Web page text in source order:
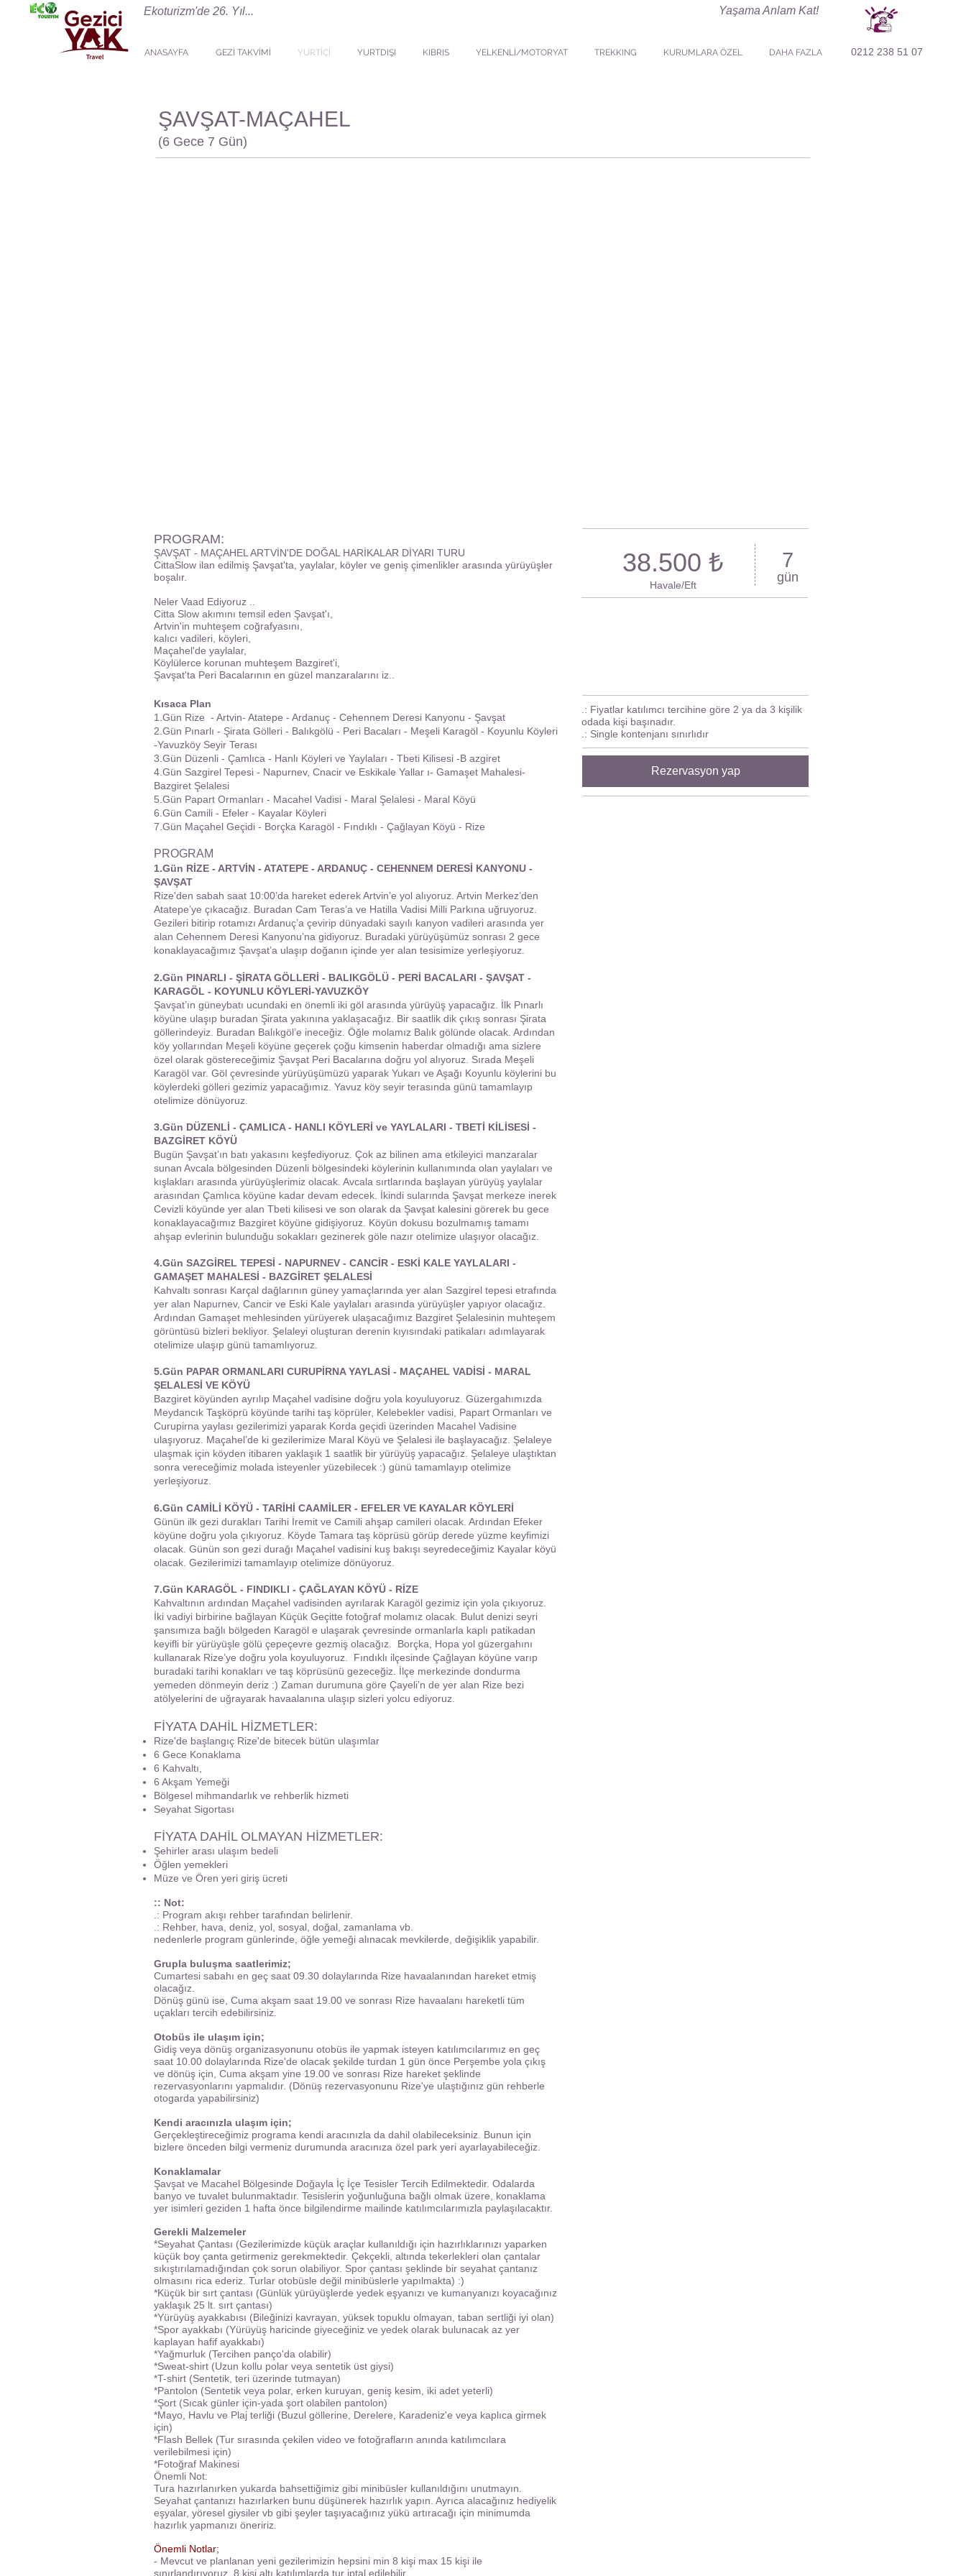
Ekoturizm'de 26. Yıl... Yaşama Anlam Kat!
ANASAYFA GEZİ TAKVİMİ YURTİÇİ YURTDIŞI KIBRIS YELKENLİ/MOTORYAT TREKKING KURUMLARA ÖZEL DAHA FAZLA 0212 238 51 07
ŞAVŞAT-MAÇAHEL
(6 Gece 7 Gün)
PROGRAM:
ŞAVŞAT - MAÇAHEL ARTVİN'DE DOĞAL HARİKALAR DİYARI TURU
CittaSlow ilan edilmiş Şavşat'ta, yaylalar, köyler ve geniş çimenlikler arasında yürüyüşler
boşalır.
Neler Vaad Ediyoruz ..
Citta Slow akımını temsil eden Şavşat'ı,
Artvin'in muhteşem coğrafyasını,
kalıcı vadileri, köyleri,
Maçahel'de yaylalar,
Köylülerce korunan muhteşem Bazgiret'i,
Şavşat'ta Peri Bacalarının en güzel manzaralarını iz..
Kısaca Plan
1.Gün Rize - Artvin- Atatepe - Ardanuç - Cehennem Deresi Kanyonu - Şavşat
2.Gün Pınarlı - Şirata Gölleri - Balıkgölü - Peri Bacaları - Meşeli Karagöl - Koyunlu Köyleri
-Yavuzköy Seyir Terası
3.Gün Düzenli - Çamlıca - Hanlı Köyleri ve Yaylaları - Tbeti Kilisesi -B azgiret
4.Gün Sazgirel Tepesi - Napurnev, Cnacir ve Eskikale Yallar ı- Gamaşet Mahalesi-
Bazgiret Şelalesi
5.Gün Papart Ormanları - Macahel Vadisi - Maral Şelalesi - Maral Köyü
6.Gün Camili - Efeler - Kayalar Köyleri
7.Gün Maçahel Geçidi - Borçka Karagöl - Fındıklı - Çağlayan Köyü - Rize
PROGRAM
1.Gün RİZE - ARTVİN - ATATEPE - ARDANUÇ - CEHENNEM DERESİ KANYONU -
ŞAVŞAT
Rize'den sabah saat 10:00’da hareket ederek Artvin’e yol alıyoruz. Artvin Merkez’den
Atatepe’ye çıkacağız. Buradan Cam Teras’a ve Hatilla Vadisi Milli Parkına uğruyoruz.
Gezileri bitirip rotamızı Ardanuç’a çevirip dünyadaki sayılı kanyon vadileri arasında yer
alan Cehennem Deresi Kanyonu’na gidiyoruz. Buradaki yürüyüşümüz sonrası 2 gece
konaklayacağımız Şavşat’a ulaşıp doğanın içinde yer alan tesisimize yerleşiyoruz.
2.Gün PINARLI - ŞİRATA GÖLLERİ - BALIKGÖLÜ - PERİ BACALARI - ŞAVŞAT -
KARAGÖL - KOYUNLU KÖYLERİ-YAVUZKÖY
Şavşat’ın güneybatı ucundaki en önemli iki göl arasında yürüyüş yapacağız. İlk Pınarlı
köyüne ulaşıp buradan Şirata yakınına yaklaşacağız. Bir saatlik dik çıkış sonrası Şirata
göllerindeyiz. Buradan Balıkgöl’e ineceğiz. Öğle molamız Balık gölünde olacak. Ardından
köy yollarından Meşeli köyüne geçerek çoğu kimsenin haberdar olmadığı ama sizlere
özel olarak göstereceğimiz Şavşat Peri Bacalarına doğru yol alıyoruz. Sırada Meşeli
Karagöl var. Göl çevresinde yürüyüşümüzü yaparak Yukarı ve Aşağı Koyunlu köylerini bu
köylerdeki gölleri gezimiz yapacağımız. Yavuz köy seyir terasında günü tamamlayıp
otelimize dönüyoruz.
3.Gün DÜZENLİ - ÇAMLICA - HANLI KÖYLERİ ve YAYLALARI - TBETİ KİLİSESİ -
BAZGİRET KÖYÜ
Bugün Şavşat’ın batı yakasını keşfediyoruz. Çok az bilinen ama etkileyici manzaralar
sunan Avcala bölgesinden Düzenli bölgesindeki köylerinin kullanımında olan yaylaları ve
kışlakları arasında yürüyüşlerimiz olacak. Avcala sırtlarında başlayan yürüyüş yaylalar
arasından Çamlıca köyüne kadar devam edecek. İkindi sularında Şavşat merkeze inerek
Cevizli köyünde yer alan Tbeti kilisesi ve son olarak da Şavşat kalesini görerek bu gece
konaklayacağımız Bazgiret köyüne gidişiyoruz. Köyün dokusu bozulmamış tamamı
ahşap evlerinin bulunduğu sokakları gezinerek göle nazır otelimize ulaşıyor olacağız.
4.Gün SAZGİREL TEPESİ - NAPURNEV - CANCİR - ESKİ KALE YAYLALARI -
GAMAŞET MAHALESİ - BAZGİRET ŞELALESİ
Kahvaltı sonrası Karçal dağlarının güney yamaçlarında yer alan Sazgirel tepesi etrafında
yer alan Napurnev, Cancir ve Eski Kale yaylaları arasında yürüyüşler yapıyor olacağız.
Ardından Gamaşet mehlesinden yürüyerek ulaşacağımız Bazgiret Şelalesinin muhteşem
görüntüsü bizleri bekliyor. Şelaleyi oluşturan derenin kıyısındaki patikaları adımlayarak
otelimize ulaşıp günü tamamlıyoruz.
5.Gün PAPAR ORMANLARI CURUPİRNA YAYLASİ - MAÇAHEL VADİSİ - MARAL
ŞELALESİ VE KÖYÜ
Bazgiret köyünden ayrılıp Maçahel vadisine doğru yola koyuluyoruz. Güzergahımızda
Meydancık Taşköprü köyünde tarihi taş köprüler, Kelebekler vadisi, Papart Ormanları ve
Curupirna yaylası gezilerimizi yaparak Korda geçidi üzerinden Macahel Vadisine
ulaşıyoruz. Maçahel’de ki gezilerimize Maral Köyü ve Şelalesi ile başlayacağız. Şelaleye
ulaşmak için köyden itibaren yaklaşık 1 saatlik bir yürüyüş yapacağız. Şelaleye ulaştıktan
sonra vereceğimiz molada isteyenler yüzebilecek :) günü tamamlayıp otelimize
yerleşiyoruz.
6.Gün CAMİLİ KÖYÜ - TARİHİ CAAMİLER - EFELER VE KAYALAR KÖYLERİ
Günün ilk gezi durakları Tarihi İremit ve Camili ahşap camileri olacak. Ardından Efeker
köyüne doğru yola çıkıyoruz. Köyde Tamara taş köprüsü görüp derede yüzme keyfimizi
olacak. Günün son gezi durağı Maçahel vadisini kuş bakışı seyredeceğimiz Kayalar köyü
olacak. Gezilerimizi tamamlayıp otelimize dönüyoruz.
7.Gün KARAGÖL - FINDIKLI - ÇAĞLAYAN KÖYÜ - RİZE
Kahvaltının ardından Maçahel vadisinden ayrılarak Karagöl gezimiz için yola çıkıyoruz.
İki vadiyi birbirine bağlayan Küçük Geçitte fotoğraf molamız olacak. Bulut denizi seyri
şansımıza bağlı bölgeden Karagöl e ulaşarak çevresinde ormanlarla kaplı patikadan
keyifli bir yürüyüşle gölü çepeçevre gezmiş olacağız. Borçka, Hopa yol güzergahını
kullanarak Rize’ye doğru yola koyuluyoruz. Fındıklı ilçesinde Çağlayan köyüne varıp
buradaki tarihi konakları ve taş köprüsünü gezeceğiz. İlçe merkezinde dondurma
yemeden dönmeyin deriz :) Zaman durumuna göre Çayeli’n de yer alan Rize bezi
atölyelerini de uğrayarak havaalanına ulaşıp sizleri yolcu ediyoruz.
FİYATA DAHİL HİZMETLER:
Rize'de başlangıç ​​Rize'de bitecek bütün ulaşımlar
6 Gece Konaklama
6 Kahvaltı,
6 Akşam Yemeği
Bölgesel mihmandarlık ve rehberlik hizmeti
Seyahat Sigortası
FİYATA DAHİL OLMAYAN HİZMETLER:
Şehirler arası ulaşım bedeli
Öğlen yemekleri
Müze ve Ören yeri giriş ücreti
:: Not:
.: Program akışı rehber tarafından belirlenir.
.: Rehber, hava, deniz, yol, sosyal, doğal, zamanlama vb.
nedenlerle program günlerinde, öğle yemeği alınacak mevkilerde, değişiklik yapabilir.
Grupla buluşma saatlerimiz;
Cumartesi sabahı en geç saat 09.30 dolaylarında Rize havaalanından hareket etmiş
olacağız.
Dönüş günü ise, Cuma akşam saat 19.00 ve sonrası Rize havaalanı hareketli tüm
uçakları tercih edebilirsiniz.
Otobüs ile ulaşım için;
Gidiş veya dönüş organizasyonunu otobüs ile yapmak isteyen katılımcılarımız en geç
saat 10.00 dolaylarında Rize'de olacak şekilde turdan 1 gün önce Perşembe yola çıkış
ve dönüş için, Cuma akşam yine 19.00 ve sonrası Rize hareket şeklinde
rezervasyonlarını yapmalıdır. (Dönüş rezervasyonunu Rize'ye ulaştığınız gün rehberle
otogarda yapabilirsiniz)
Kendi aracınızla ulaşım için;
Gerçekleştireceğimiz programa kendi aracınızla da dahil olabileceksiniz. Bunun için
bizlere önceden bilgi vermeniz durumunda aracınıza özel park yeri ayarlayabileceğiz.
Konaklamalar
Şavşat ve Macahel Bölgesinde Doğayla İç İçe Tesisler Tercih Edilmektedir. Odalarda
banyo ve tuvalet bulunmaktadır. Tesislerin yoğunluğuna bağlı olmak üzere, konaklama
yer isimleri geziden 1 hafta önce bilgilendirme mailinde katılımcılarımızla paylaşılacaktır.
Gerekli Malzemeler
*Seyahat Çantası (Gezilerimizde küçük araçlar kullanıldığı için hazırlıklarınızı yaparken
küçük boy çanta getirmeniz gerekmektedir. Çekçekli, altında tekerlekleri olan çantalar
sıkıştırılamadığından çok sorun olabiliyor. Spor çantası şeklinde bir seyahat çantanız
olmasını rica ederiz. Turlar otobüsle değil minibüslerle yapılmakta) :)
*Küçük bir sırt çantası (Günlük yürüyüşlerde yedek eşyanızı ve kumanyanızı koyacağınız
yaklaşık 25 lt. sırt çantası)
*Yürüyüş ayakkabısı (Bileğinizi kavrayan, yüksek topuklu olmayan, taban sertliği iyi olan)
*Spor ayakkabı (Yürüyüş haricinde giyeceğiniz ve yedek olarak bulunacak az yer
kaplayan hafif ayakkabı)
*Yağmurluk (Tercihen panço'da olabilir)
*Sweat-shirt (Uzun kollu polar veya sentetik üst giysi)
*T-shirt (Sentetik, teri üzerinde tutmayan)
*Pantolon (Sentetik veya polar, erken kuruyan, geniş kesim, iki adet yeterli)
*Şort (Sıcak günler için-yada şort olabilen pantolon)
*Mayo, Havlu ve Plaj terliği (Buzul göllerine, Derelere, Karadeniz'e veya kaplıca girmek
için)
*Flash Bellek (Tur sırasında çekilen video ve fotoğrafların anında katılımcılara
verilebilmesi için)
*Fotoğraf Makinesi
Önemli Not:
Tura hazırlanırken yukarda bahsettiğimiz gibi minibüsler kullanıldığını unutmayın.
Seyahat çantanızı hazırlarken bunu düşünerek hazırlık yapın. Ayrıca alacağınız hediyelik
eşyalar, yöresel giysiler vb gibi şeyler taşıyacağınız yükü artıracağı için minimumda
hazırlık yapmanızı öneririz.
Önemli Notlar;
- Mevcut ve planlanan yeni gezilerimizin hepsini min 8 kişi max 15 kişi ile
sınırlandırıyoruz. 8 kişi altı katılımlarda tur iptal edilebilir.
38.500 ₺
Havale/Eft
7
gün
.: Fiyatlar katılımcı tercihine göre 2 ya da 3 kişilik
odada kişi başınadır.
.: Single kontenjanı sınırlıdır
Rezervasyon yap